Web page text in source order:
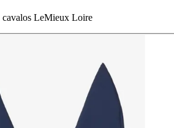
cavalos LeMieux Loire